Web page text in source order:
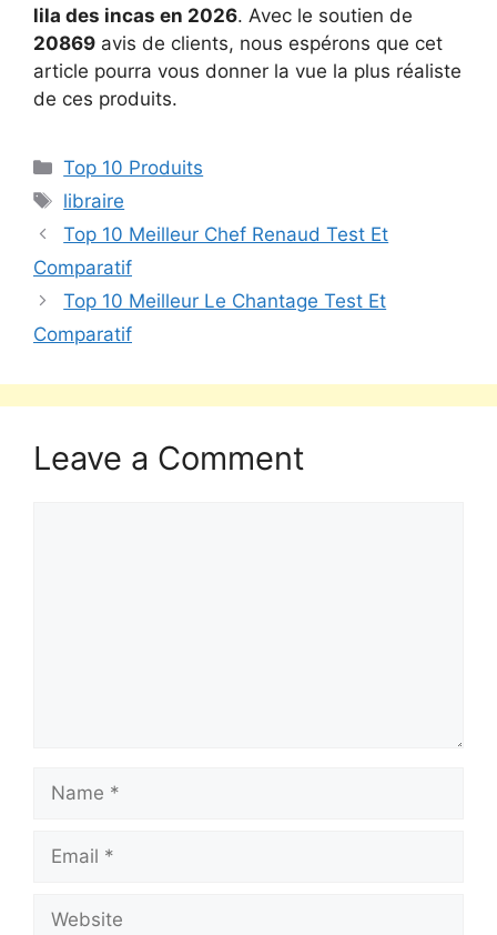
lila des incas en 2026. Avec le soutien de
20869 avis de clients, nous espérons que cet
article pourra vous donner la vue la plus réaliste
de ces produits.
Top 10 Produits
libraire
Top 10 Meilleur Chef Renaud Test Et
Comparatif
Top 10 Meilleur Le Chantage Test Et
Comparatif
Leave a Comment